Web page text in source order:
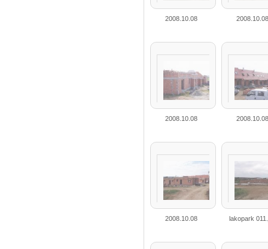
2008.10.08
2008.10.08
2008.10.08 lakopark